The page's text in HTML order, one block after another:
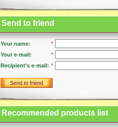
Send to friend
Your name:
*
Your e-mail:
*
Recipient's e-mail: *
Send to friend
Recommended products list